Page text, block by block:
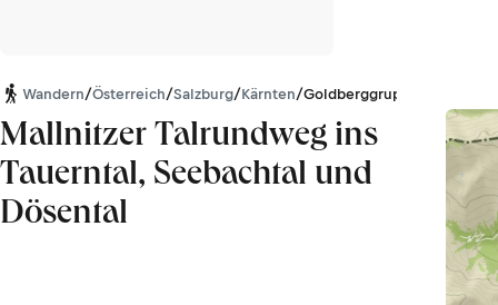
Wandern/Österreich/Salzburg/Kärnten/Goldberggruppe
Mallnitzer Talrundweg ins
Tauerntal, Seebachtal und
Dösental